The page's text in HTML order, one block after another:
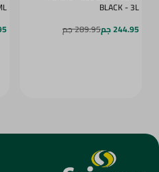
BLACK - 3L
244.95 جم
289.95 جم